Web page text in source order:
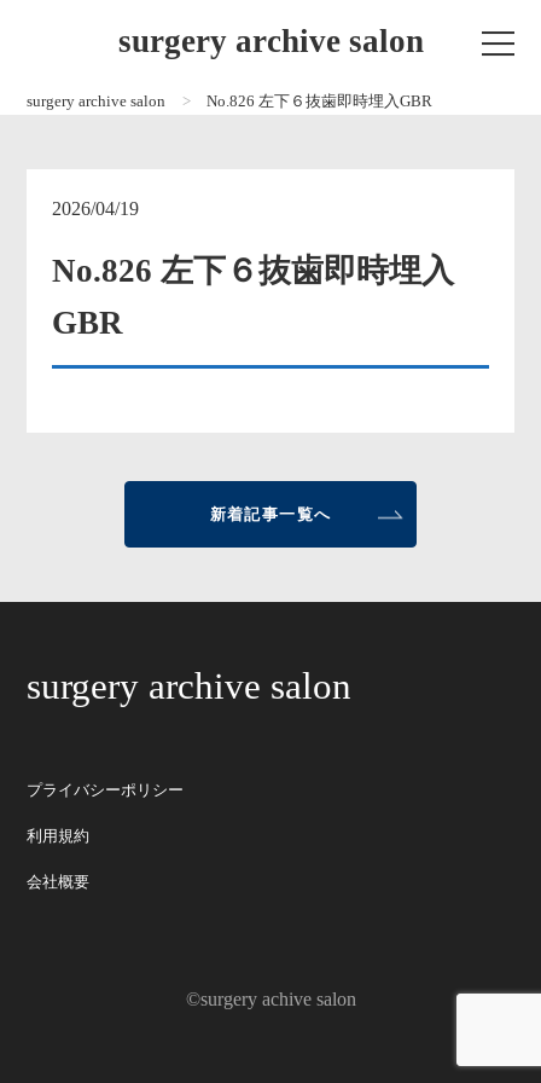
surgery archive salon
surgery archive salon No.826 左下６抜歯即時埋入GBR
2026/04/19
No.826 左下６抜歯即時埋入
GBR
新着記事一覧へ
surgery archive salon
プライバシーポリシー
利用規約
会社概要
©surgery achive salon